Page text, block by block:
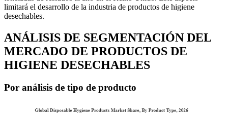
limitará el desarrollo de la industria de productos de higiene
desechables.
ANÁLISIS DE SEGMENTACIÓN DEL
MERCADO DE PRODUCTOS DE
HIGIENE DESECHABLES
Por análisis de tipo de producto